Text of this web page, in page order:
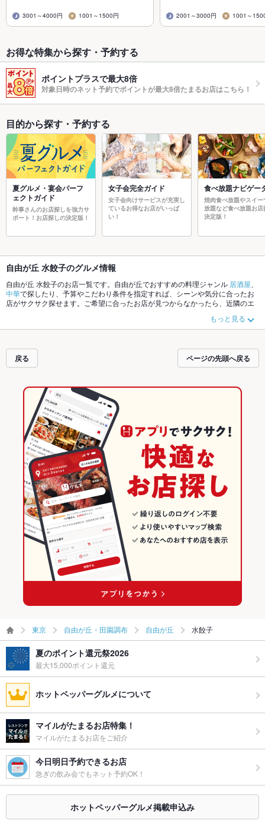
3001～4000円 1001～1500円 2001～3000円 1001～
お得な特集から探す・予約する
ポイントプラスで最大8倍
対象日時のネット予約でポイントが最大8倍たまるお店はこちら！
目的から探す・予約する
夏グルメ・宴会パーフ
ェクトガイド
幹事さんのお店探しを強力サ
ポート！お店探しの決定版！
女子会完全ガイド
女子会向けサービスが充実し
ているお得なお店がいっぱ
い！
食べ放題ナビゲー
焼肉食べ放題やスイー
放題など食べ放題お店
決定版！
自由が丘 水餃子のグルメ情報
自由が丘 水餃子のお店一覧です。自由が丘でおすすめの料理ジャンル 居酒屋
中華で探したり、予算やこだわり条件を指定すれば、シーンや気分に合ったお
店がサクサク探せます。ご希望に合ったお店が見つからなかったら、近隣のエ
からあげ、リゾッ
ト、お茶漬けや季節のおすすめ料理など、お店の最新情報をご紹介しているの
どうしの飲み会にも、会社の宴会にも、デートやパーティーにもお得に便利に
ホットペッパーグルメをご利用ください。
もっと見る
戻る ページの先頭へ戻る
東京 自由が丘・田園調布 自由が丘 水餃子
夏のポイント還元祭2026
最大15,000ポイント還元
ホットペッパーグルメについて
マイルがたまるお店特集！
マイルがたまるお店をご紹介
今日明日予約できるお店
急ぎの飲み会でもネット予約OK！
ホットペッパーグルメ掲載申込み